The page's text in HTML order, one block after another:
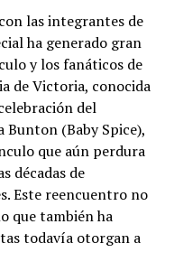
las integrantes de
ha generado gran
y los fanáticos de
de Victoria, conocida
del
Bunton (Baby Spice),
que aún perdura
décadas de
Este reencuentro no
que también ha
todavía otorgan a